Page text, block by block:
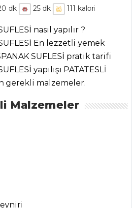
dk 25 dk 111 kalori
nasıl yapılır ?
En lezzetli yemek
SUFLESİ pratik tarifi
yapılışı PATATESLİ
gerekli malzemeler.
Malzemeler